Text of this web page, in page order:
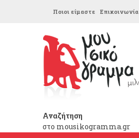
Ποιοι είμαστε Επικοινωνία
Αναζήτηση
στο mousikogramma.gr